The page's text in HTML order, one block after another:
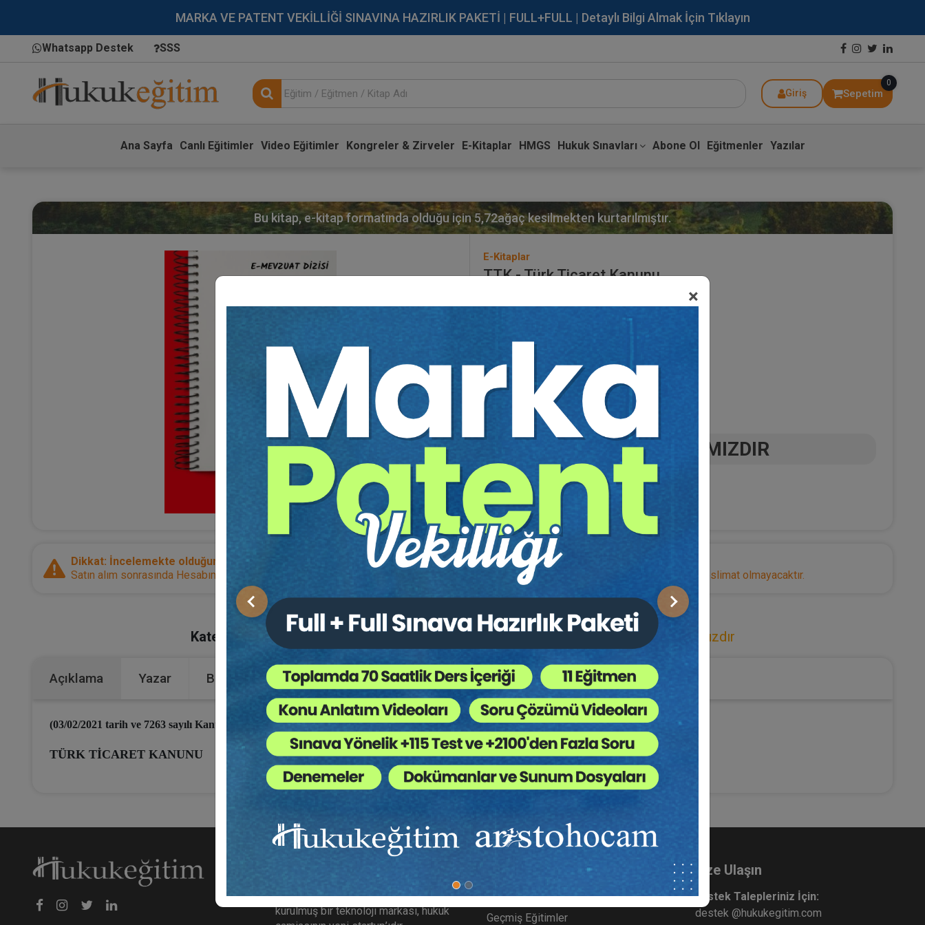
MARKA VE PATENT VEKİLLİĞİ SINAVINA HAZIRLIK PAKETİ | FULL+FULL | Detaylı Bilgi Almak İçin Tıklayın
Whatsapp Destek SSS
Giriş Sepetim
0
Ana Sayfa Canlı Eğitimler Video Eğitimler Kongreler & Zirveler E-Kitaplar HMGS Hukuk Sınavları Abone Ol Eğitmenler Yazılar
×
Önceki Sonraki
Bu kitap, e-kitap formatında olduğu için5,72ağaç kesilmekten kurtarılmıştır.
E-Kitaplar
TTK - Türk Ticaret Kanunu
Av. Aydan DÜZGÜNKAYA
Baskı:
Tür: E-kitap
Basılı Olsaydı Fiyatı: 0,00
ÜCRETSİZ - ARMAĞANIMIZDIR
Sepete Ekle
Dikkat: İncelemekte olduğunuz ürün bir e-kitaptır.
Satın alım sonrasında Hesabım sayfanız üzerinden direkt olarak ulaşabilir ve cihazlarınızdan okuyabilirsiniz. Adresinize herhangi bir teslimat olmayacaktır.
Kategoriler: Bütün Hukuk Kitapları,Mevzuat ,Ticaret Hukuku,Ücretsizler / Armağanımızdır
Açıklama Yazar Bu Kitap İçin Kaç Ağaç Kesiliyor ?
(03/02/2021 tarih ve 7263 sayılı Kanun ile Gelen Değişikliklerle Güncellenmiş)
TÜRK TİCARET KANUNU
hukukegitim.com Aristo tarafından
kurulmuş bir teknoloji markası, hukuk
SSS
Geçmiş Eğitimler
Bize Ulaşın
Destek Talepleriniz İçin:
destek @hukukegitim.com